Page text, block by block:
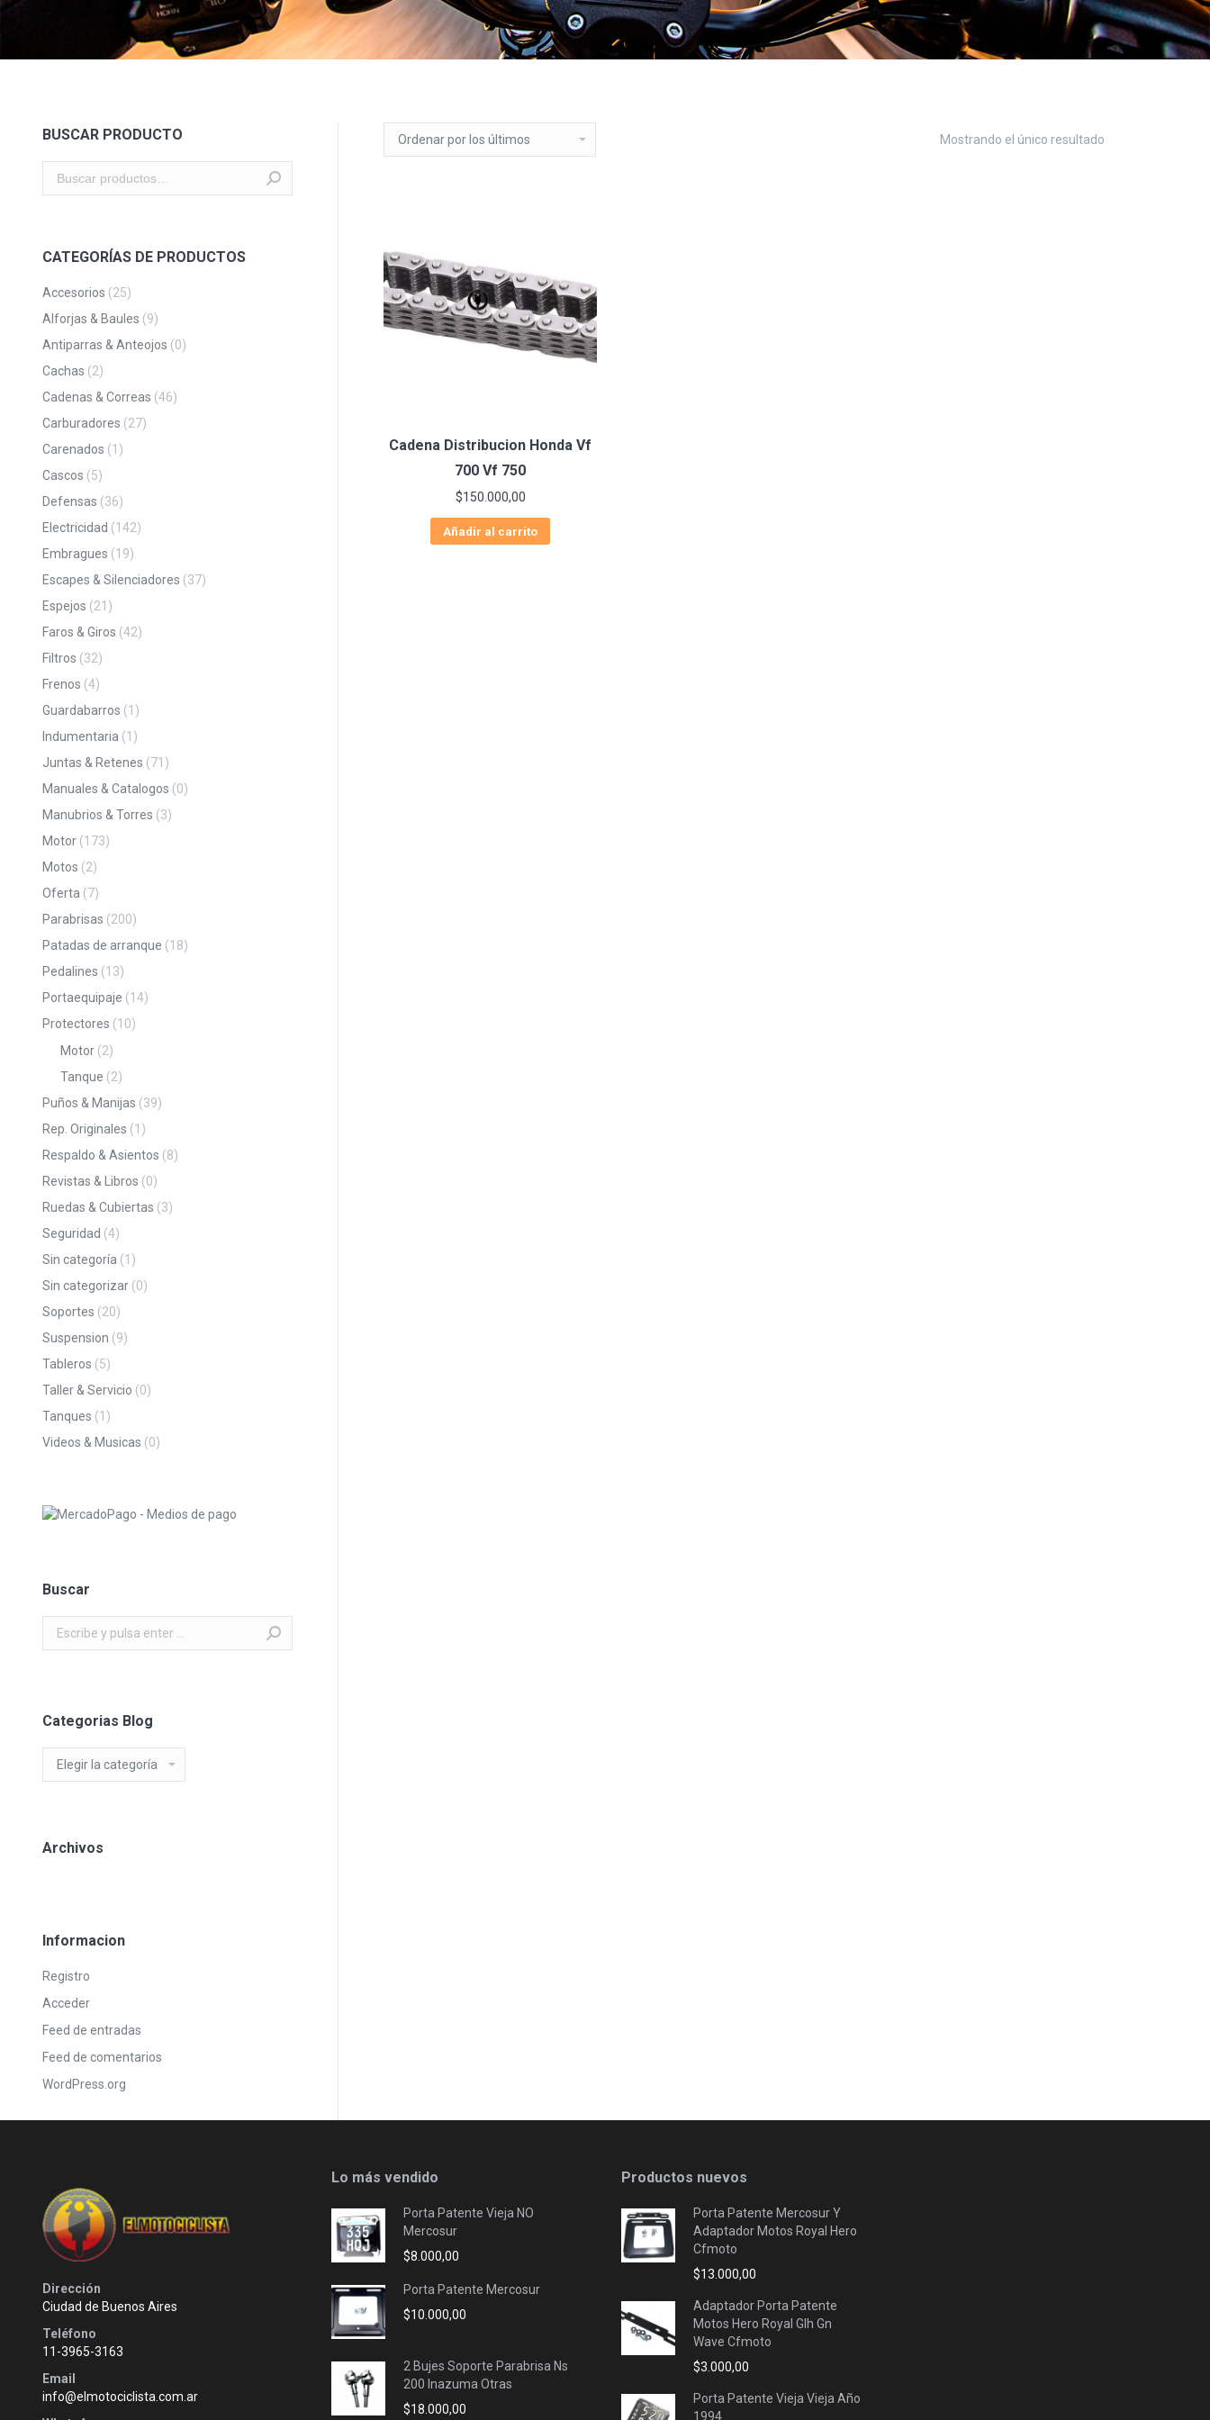
Mostrando el único resultado
Cadena Distribucion Honda Vf
700 Vf 750
$150.000,00
Añadir al carrito
BUSCAR PRODUCTO
CATEGORÍAS DE PRODUCTOS
Accesorios (25)
Alforjas & Baules (9)
Antiparras & Anteojos (0)
Cachas (2)
Cadenas & Correas (46)
Carburadores (27)
Carenados (1)
Cascos (5)
Defensas (36)
Electricidad (142)
Embragues (19)
Escapes & Silenciadores (37)
Espejos (21)
Faros & Giros (42)
Filtros (32)
Frenos (4)
Guardabarros (1)
Indumentaria (1)
Juntas & Retenes (71)
Manuales & Catalogos (0)
Manubrios & Torres (3)
Motor (173)
Motos (2)
Oferta (7)
Parabrisas (200)
Patadas de arranque (18)
Pedalines (13)
Portaequipaje (14)
Protectores (10)
Motor (2)
Tanque (2)
Puños & Manijas (39)
Rep. Originales (1)
Respaldo & Asientos (8)
Revistas & Libros (0)
Ruedas & Cubiertas (3)
Seguridad (4)
Sin categoría (1)
Sin categorizar (0)
Soportes (20)
Suspension (9)
Tableros (5)
Taller & Servicio (0)
Tanques (1)
Videos & Musicas (0)
Buscar
Categorias Blog
Blog
Archivos
Informacion
Registro
Acceder
Feed de entradas
Feed de comentarios
WordPress.org
Dirección
Ciudad de Buenos Aires
Teléfono
11-3965-3163
Email
info@elmotociclista.com.ar
Lo más vendido
Porta Patente Vieja NO
Mercosur
$8.000,00
Porta Patente Mercosur
$10.000,00
2 Bujes Soporte Parabrisa Ns
200 Inazuma Otras
$18.000,00
Productos nuevos
Porta Patente Mercosur Y
Adaptador Motos Royal Hero
Cfmoto
$13.000,00
Adaptador Porta Patente
Motos Hero Royal Glh Gn
Wave Cfmoto
$3.000,00
Porta Patente Vieja Vieja Año
1994